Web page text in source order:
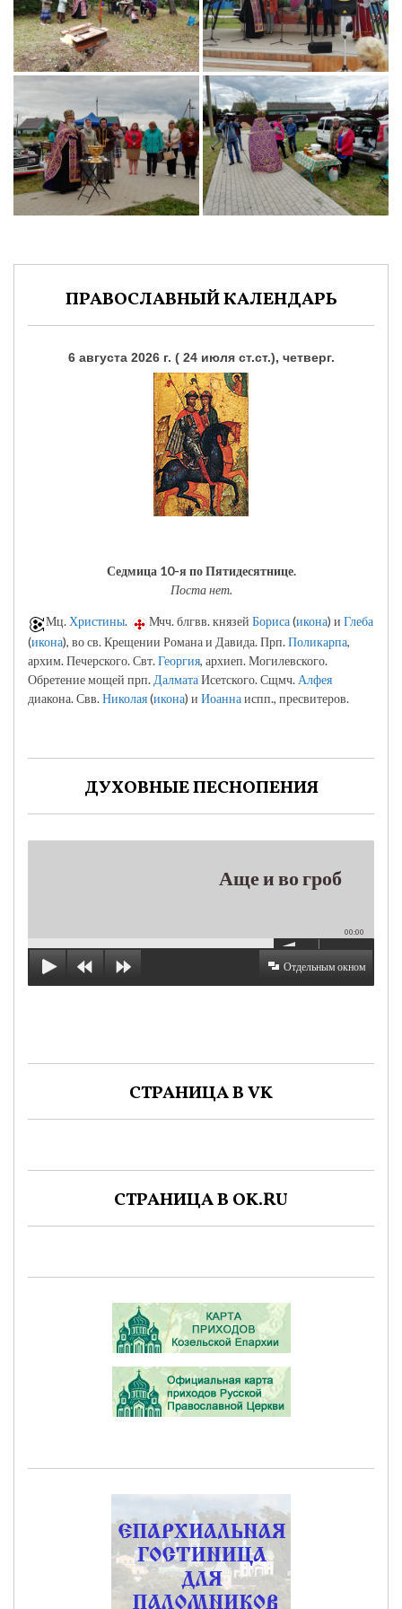
ПРАВОСЛАВНЫЙ КАЛЕНДАРЬ
6 августа 2026 г. ( 24 июля ст.ст.), четверг.
Седмица 10-я по Пятидесятнице.
Поста нет.
Мц. Христины. Мчч. блгвв. князей Бориса(икона) и Глеба
(икона), во св. Крещении Романа и Давида. Прп.Поликарпа,
архим. Печерского. Свт.Георгия, архиеп. Могилевского.
Обретение мощей прп.ДалматаИсетского. Сщмч.Алфея
диакона. Свв.Николая(икона) и Иоаннаиспп., пресвитеров.
ДУХОВНЫЕ ПЕСНОПЕНИЯ
Аще и во гроб
00:00
Отдельным окном
СТРАНИЦА В VK
СТРАНИЦА В OK.RU